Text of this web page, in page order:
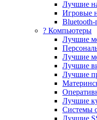
Лучшие
Игровые
?️ Компьютеры
Лучшие
Лучшие
Лучшие
Лучшие
Лучшие
Системы
Лучшие